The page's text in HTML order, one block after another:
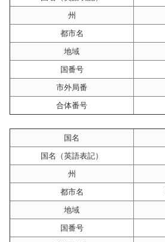
州
都市名
地域
国番号
市外局番
合体番号
国名
国名（英語表記）
州
都市名
地域
国番号